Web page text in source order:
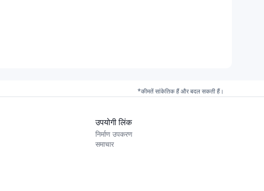
*कीमतें सांकेतिक हैं और बदल सकती हैं।
उपयोगी लिंक
निर्माण उपकरण
समाचार